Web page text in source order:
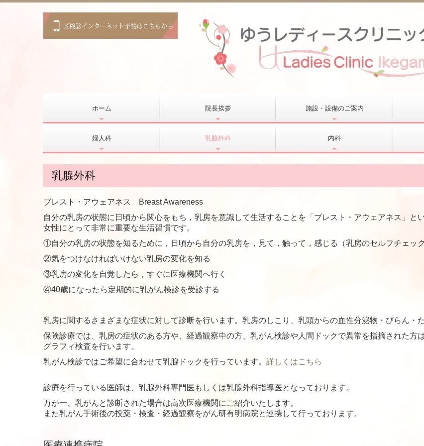
ホーム 院長挨拶 施設・設備のご案内
婦人科 乳腺外科 内科
乳腺外科
ブレスト・アウェアネス Breast Awareness
自分の乳房の状態に日頃から関心をもち，乳房を意識して生活することを「ブレスト・アウェアネス」と
女性にとって非常に重要な生活習慣です。
①自分の乳房の状態を知るために，日頃から自分の乳房を，見て，触って，感じる（乳房のセルフチェック
②気をつけなければいけない乳房の変化を知る
③乳房の変化を自覚したら，すぐに医療機関へ行く
④40歳になったら定期的に乳がん検診を受診する
乳房に関するさまざまな症状に対して診断を行います。乳房のしこり、乳頭からの血性分泌物・びらん・
保険診療では、乳房の症状のある方や、経過観察中の方、乳がん検診や人間ドックで異常を指摘された方
グラフィ検査を行います。
乳がん検診ではご希望に合わせて乳腺ドックを行っています。 詳しくはこちら
診療を行っている医師は、乳腺外科専門医もしくは乳腺外科指導医となっております。
万が一、乳がんと診断された場合は高次医療機関にご紹介いたします。
また乳がん手術後の投薬・検査・経過観察をがん研有明病院と連携して行っております。